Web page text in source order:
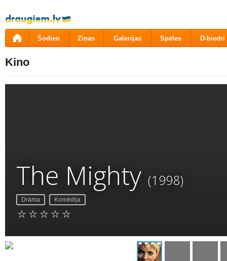
Pāriet
uz
saturu
Šodien Ziņas Galerijas Spēles D-biedri
Kino
The Mighty (1998)
Drāma Komēdija